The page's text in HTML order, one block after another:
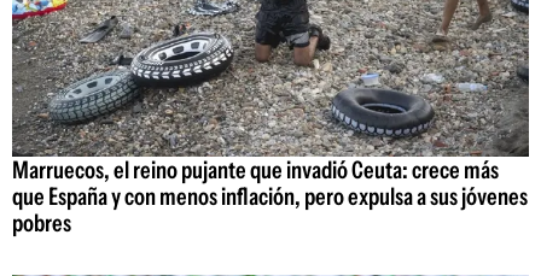
Marruecos, el reino pujante que invadió Ceuta: crece más
que España y con menos inflación, pero expulsa a sus jóvenes
pobres